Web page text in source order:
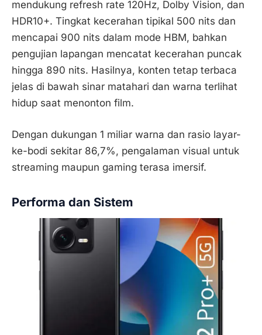
mendukung refresh rate 120Hz, Dolby Vision, dan
HDR10+. Tingkat kecerahan tipikal 500 nits dan
mencapai 900 nits dalam mode HBM, bahkan
pengujian lapangan mencatat kecerahan puncak
hingga 890 nits. Hasilnya, konten tetap terbaca
jelas di bawah sinar matahari dan warna terlihat
hidup saat menonton film.
Dengan dukungan 1 miliar warna dan rasio layar-
ke-bodi sekitar 86,7%, pengalaman visual untuk
streaming maupun gaming terasa imersif.
Performa dan Sistem